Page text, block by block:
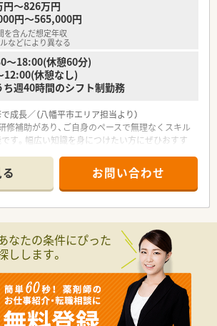
～826万円
円～565,000円
含んだ想定年収
などにより異なる
～18:00(休憩60分)
休憩なし)
週40時間のシフト制勤務
成長／（八幡平市エリア担当より）
修補助があり、ご自身のペースで無理なくスキル
す。幅広い知識を身につけたい方にぜひおすす
＊
需状況について】
更駅から徒歩で2分という好立地にあり、毎日の
総合病院から総合科目の処方箋を1日あたり約
り、一包化の割合が多いことが特徴となってい
ッフは薬剤師が常勤1名、事務員が1名という体
り、地域に密着しながらじっくりと業務に取り組め
お問い合わせ
なたの条件にぴった
しします。